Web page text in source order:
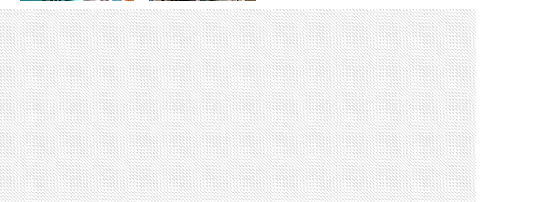
Pesquisa analisou 25 destinos para
determinar onde os viajantes mais
ricos escolhem passar seu tempo